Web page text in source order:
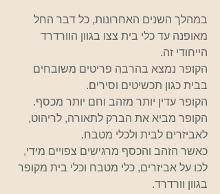
במהלך השנים האחרונות, כל דבר החל
מאופנה עד כלי בית צצו בגוון הוורדרד
הייחודי זה.
הקופר נמצא בהרבה פריטים משובחים
בבית כגון תכשיטים וסירים.
הקופר עדין יותר מזהב וחם יותר מכסף.
הקופר מביא את הברק לתאורה, לריהוט,
לאביזרים לבית ולכלי מטבח.
כאשר הזהב והכסף מרגישים צפויים מידי,
לכו על אביזרים, כלי מטבח וכלי בית מקופר
בגוון וורדרד.